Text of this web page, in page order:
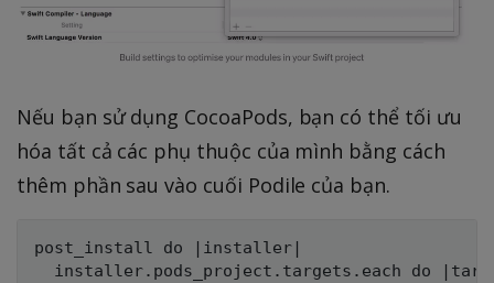
Nếu bạn sử dụng CocoaPods, bạn có thể tối ưu
hóa tất cả các phụ thuộc của mình bằng cách
thêm phần sau vào cuối Podile của bạn.
post_install do |installer|
installer.pods_project.targets.each do